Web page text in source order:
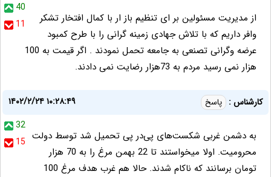
40
11
از مدیریت مسئولین بر ای تنظیم باز ار با کمال افتخار تشکر
وافر داریم که با تلاش جهادی زمینه گرانی را با طرح کمبود
عرضه وگرانی تصنعی به جامعه تحمل نمودند . اگر قیمت به 100
هزار نمی رسید مردم به 73هزار رضایت نمی دادند.
کارشناس : پاسخ
۱۴۰۲/۲/۲۴ ۱۰:۲۸:۴۹
32
15 به دشمن غربی شکست‌های پی‌در پی تحمیل شد توسط دولت
محرومیت. اولا میخواستند تا 22 بهمن مرغ را به 70 هزار
تومان برسانند که ناکام شدند. حالا هم غرب هدف مرغ 100